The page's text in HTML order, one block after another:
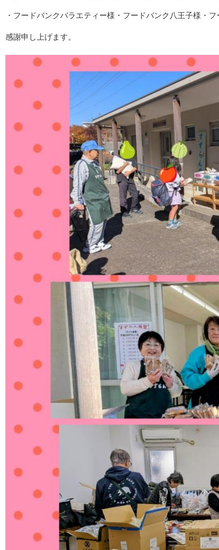
・フードバンクバラエティー様・フードバンク八王子様・
感謝申し上げます。